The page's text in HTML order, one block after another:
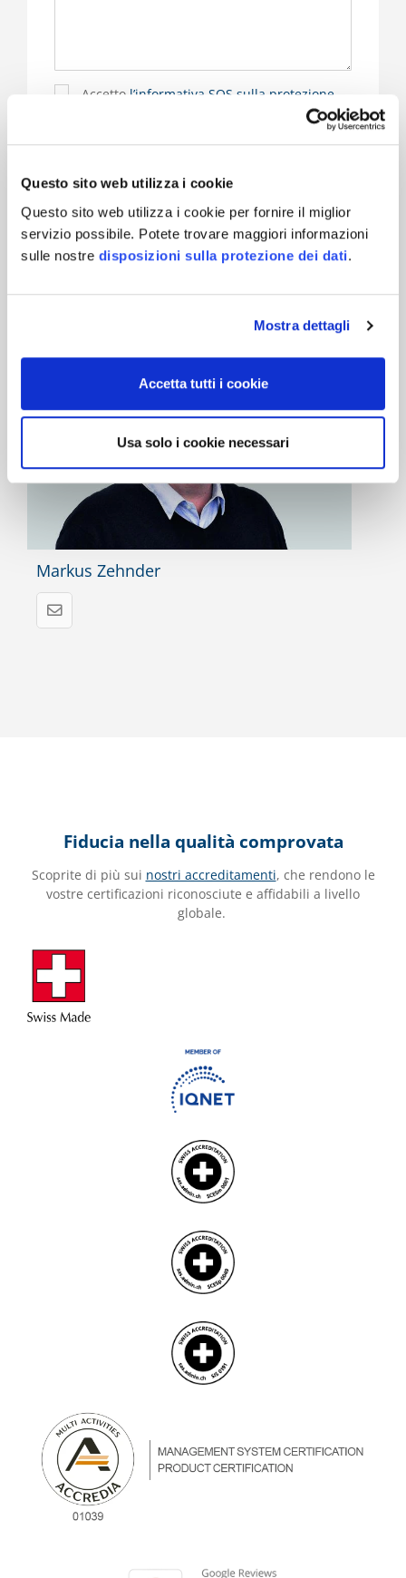
Questo sito web utilizza i cookie
Questo sito web utilizza i cookie per fornire il miglior
servizio possibile. Potete trovare maggiori informazioni
sulle nostre disposizioni sulla protezione dei dati.
Mostra dettagli
Accetta tutti i cookie
Usa solo i cookie necessari
Accetto l’informativa SQS sulla protezione
Iscriviti alla Newsletter
Il responsabile del prodotto è a vostra disposizione
Markus Zehnder
Fiducia nella qualità comprovata
Scoprite di più sui nostri accreditamenti, che rendono le
vostre certificazioni riconosciute e affidabili a livello
globale.